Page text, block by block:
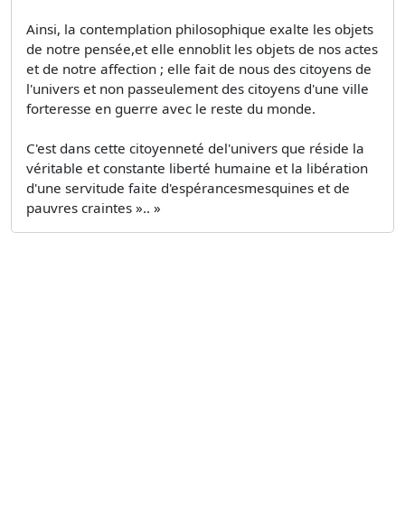
Ainsi, la contemplation philosophique exalte les objets
de notre pensée,et elle ennoblit les objets de nos actes
et de notre affection ; elle fait de nous des citoyens de
l'univers et non passeulement des citoyens d'une ville
forteresse en guerre avec le reste du monde.
C'est dans cette citoyenneté del'univers que réside la
véritable et constante liberté humaine et la libération
d'une servitude faite d'espérancesmesquines et de
pauvres craintes ».. »